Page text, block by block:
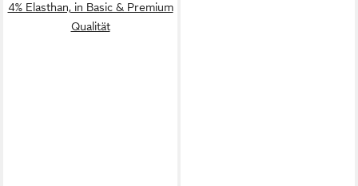
4% Elasthan, in Basic & Premium
Qualität